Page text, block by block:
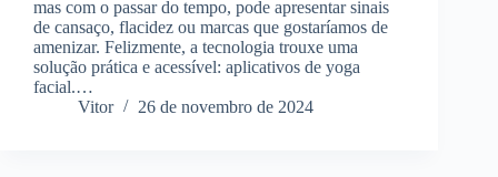
mas com o passar do tempo, pode apresentar sinais
de cansaço, flacidez ou marcas que gostaríamos de
amenizar. Felizmente, a tecnologia trouxe uma
solução prática e acessível: aplicativos de yoga
facial.…
Vitor
26 de novembro de 2024